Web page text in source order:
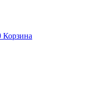
Корзина